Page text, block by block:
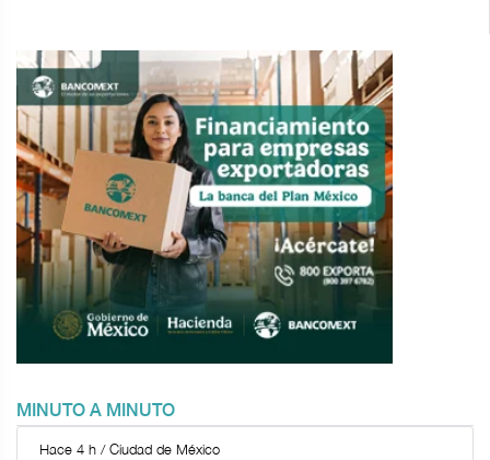
MINUTO A MINUTO
Hace 4 h / Ciudad de México